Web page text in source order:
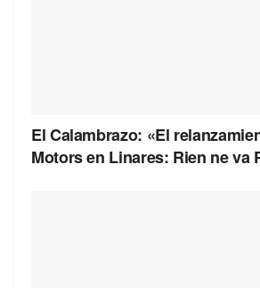
El Calambrazo: «El
Motors en Linares: Rien ne va